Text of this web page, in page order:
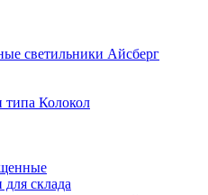
светильники Айсберг
типа Колокол
склада